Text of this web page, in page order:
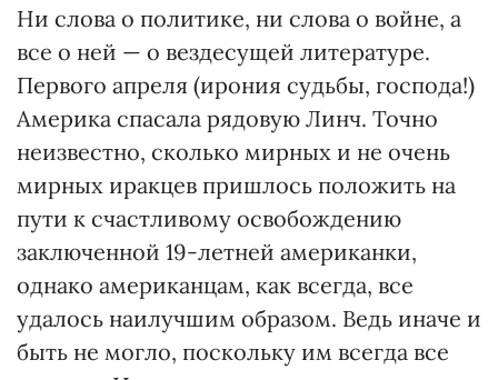
Ни слова о политике, ни слова о войне, а
все о ней — о вездесущей литературе.
Первого апреля (ирония судьбы, господа!)
Америка спасала рядовую Линч. Точно
неизвестно, сколько мирных и не очень
мирных иракцев пришлось положить на
пути к счастливому освобождению
заключенной 19-летней американки,
однако американцам, как всегда, все
удалось наилучшим образом. Ведь иначе и
быть не могло, поскольку им всегда все